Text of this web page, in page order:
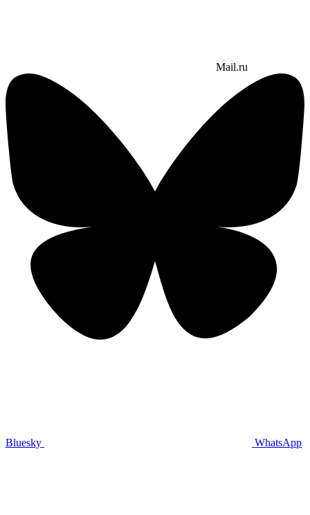
Mail.ru
Bluesky WhatsApp